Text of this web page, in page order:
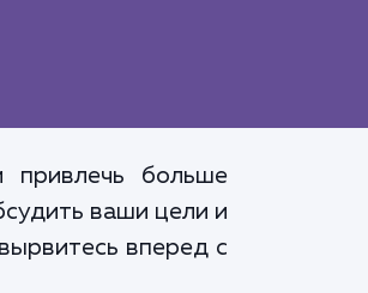
больше
ваши цели и
вперед с